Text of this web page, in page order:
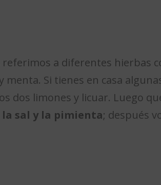
a diferentes hierbas
Si tienes en casa
dos limones y licuar. Luego
sal y la pimienta; después